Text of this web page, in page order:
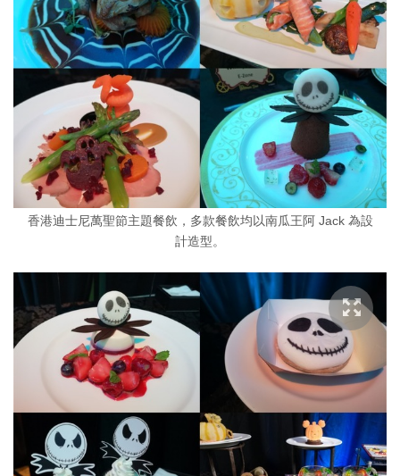
香港迪士尼萬聖節主題餐飲，多款餐飲均以南瓜王阿 Jack 為設
計造型。